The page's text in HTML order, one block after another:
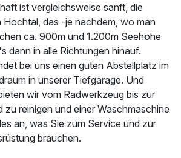
ist vergleichsweise sanft, die
Hochtal, das -je nachdem, wo man
ca. 900m und 1.200m Seehöhe
dann in alle Richtungen hinauf.
bei uns einen guten Abstellplatz im
in unserer Tiefgarage. Und
wir vom Radwerkzeug bis zur
zu reinigen und einer Waschmaschine
an, was Sie zum Service und zur
brauchen.